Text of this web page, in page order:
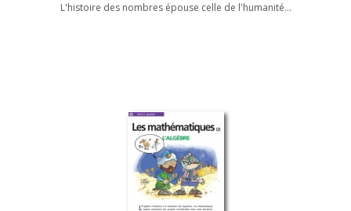
L'histoire des nombres épouse celle de l'humanité...